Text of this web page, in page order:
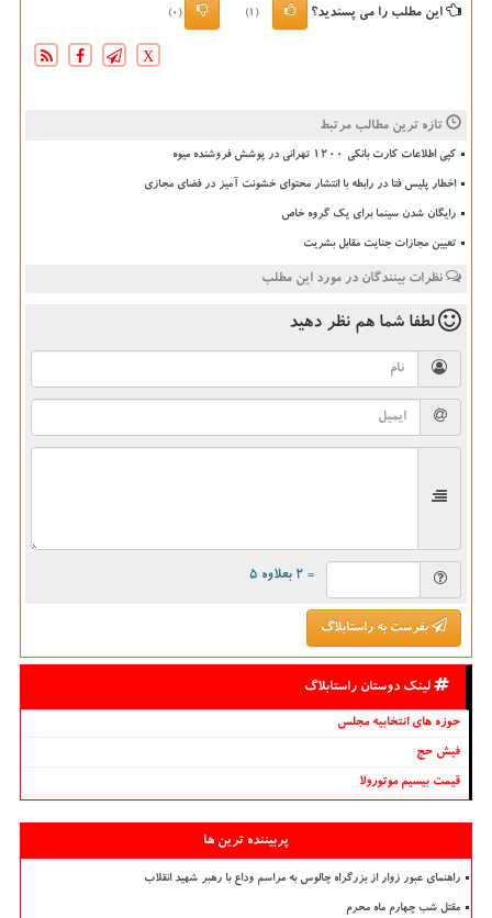
این مطلب را می پسندید؟ (1)
(0)
X
تازه ترین مطالب مرتبط
کپی اطلاعات کارت بانکی ۱۲۰۰ تهرانی در پوشش فروشنده میوه
اخطار پلیس فتا در رابطه با انتشار محتوای خشونت آمیز در فضای مجازی
رایگان شدن سینما برای یک گروه خاص
تعیین مجازات جنایت مقابل بشریت
نظرات بینندگان در مورد این مطلب
لطفا شما هم نظر دهید
= ۲ بعلاوه ۵
بفرست به راستابلاگ
لینک دوستان راستابلاگ
حوزه های انتخابیه مجلس
فیش حج
قیمت بیسیم موتورولا
پربیننده ترین ها
راهنمای عبور زوار از بزرگراه چالوس به مراسم وداع با رهبر شهید انقلاب
مقتل شب چهارم ماه محرم